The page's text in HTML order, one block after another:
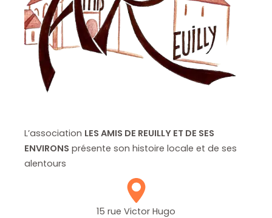
L’association LES AMIS DE REUILLY ET DE SES
ENVIRONS présente son histoire locale et de ses
alentours
15 rue Victor Hugo